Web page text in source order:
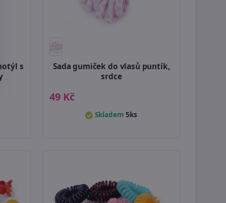
s
Sada gumiček do vlasů puntík,
srdce
49 Kč
Skladem5ks